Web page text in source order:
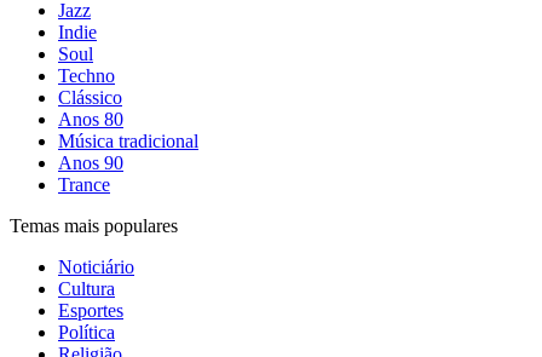
Jazz
Indie
Soul
Techno
Clássico
Anos 80
Música tradicional
Anos 90
Trance
Temas mais populares
Noticiário
Cultura
Esportes
Política